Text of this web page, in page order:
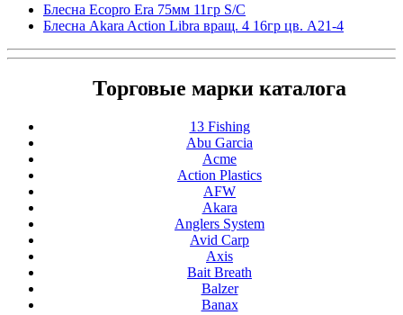
Блесна Ecopro Era 75мм 11гр S/C
Блесна Akara Action Libra вращ. 4 16гр цв. A21-4
Торговые марки каталога
13 Fishing
Abu Garcia
Acme
Action Plastics
AFW
Akara
Anglers System
Avid Carp
Axis
Bait Breath
Balzer
Banax